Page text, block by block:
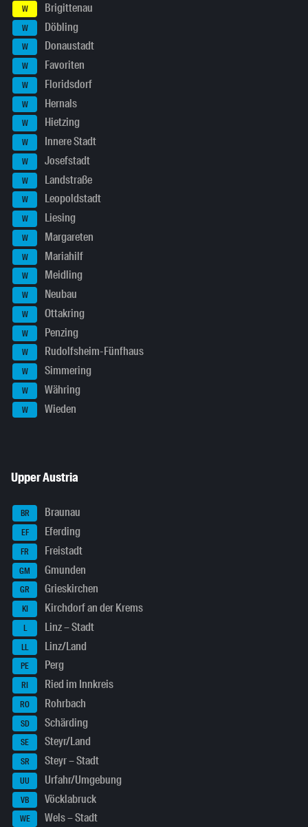
W Brigittenau
W Döbling
W Donaustadt
W Favoriten
W Floridsdorf
W Hernals
W Hietzing
W Innere Stadt
W Josefstadt
W Landstraße
W Leopoldstadt
W Liesing
W Margareten
W Mariahilf
W Meidling
W Neubau
W Ottakring
W Penzing
W Rudolfsheim-Fünfhaus
W Simmering
W Währing
W Wieden
Upper Austria
BR Braunau
EF Eferding
FR Freistadt
GM Gmunden
GR Grieskirchen
KI Kirchdorf an der Krems
L Linz – Stadt
LL Linz/Land
PE Perg
RI Ried im Innkreis
RO Rohrbach
SD Schärding
SE Steyr/Land
SR Steyr – Stadt
UU Urfahr/Umgebung
VB Vöcklabruck
WE Wels – Stadt